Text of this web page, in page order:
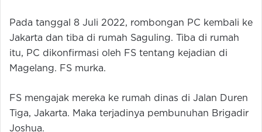
Pada tanggal 8 Juli 2022, rombongan PC kembali ke
Jakarta dan tiba di rumah Saguling. Tiba di rumah
itu, PC dikonfirmasi oleh FS tentang kejadian di
Magelang. FS murka.
FS mengajak mereka ke rumah dinas di Jalan Duren
Tiga, Jakarta. Maka terjadinya pembunuhan Brigadir
Joshua.